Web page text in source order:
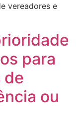
vereadores e
para
de
ou